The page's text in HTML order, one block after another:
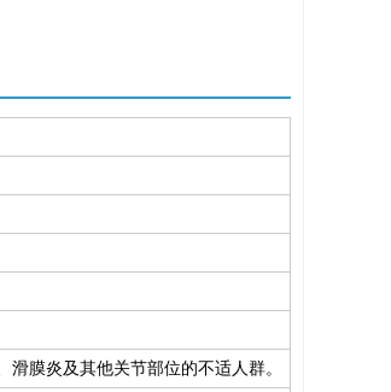
膜炎及其他关节部位的不适人群。